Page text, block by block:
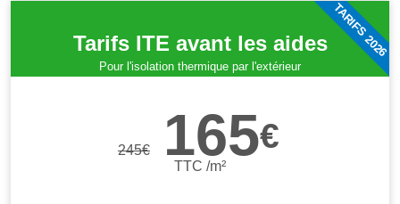
Tarifs ITE avant les aides
Pour l'isolation thermique par l'extérieur
245€ 165€
TTC /m²
TARIFS 2026